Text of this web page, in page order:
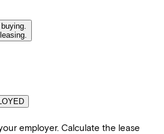
employer. Calculate the lease